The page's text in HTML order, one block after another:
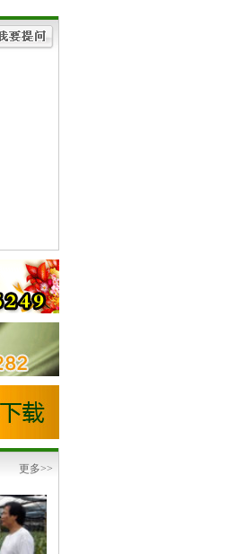
更多>>